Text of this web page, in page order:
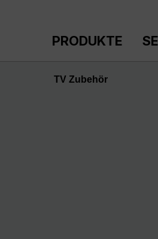
PRODUKTE
TV Zubehör